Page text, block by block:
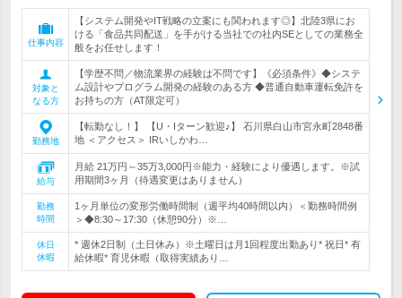
仕事内容
【システム開発やIT戦略の立案にも関われます◎】北陸3県にお
ける「食品共同配送」を手がける当社での社内SEとしての業務全
般をお任せします！
対象と
なる方
【学歴不問／物流業界の経験は不問です】《必須条件》◆システ
ム設計やプログラム開発の経験のある方 ◆普通自動車運転免許を
お持ちの方（AT限定可）
勤務地
【転勤なし！】 【U・Iターン歓迎♪】 石川県白山市宮永町2848番
地 ＜アクセス＞ IRいしかわ…
給与
月給 21万円～35万3,000円※能力・経験により優遇します。※試
用期間3ヶ月（待遇変更はありません）
勤務
時間
1ヶ月単位の変形労働時間制（週平均40時間以内）＜勤務時間例
＞◆8:30～17:30（休憩90分）※…
休日
休暇
* 週休2日制（土日休み）※土曜日は月1回程度出勤あり* 祝日* 有
給休暇* 育児休暇（取得実績あり…